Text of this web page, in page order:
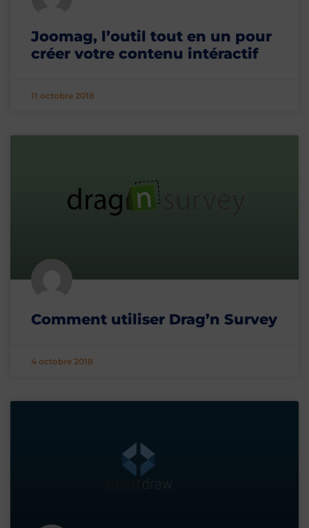
Joomag, l’outil tout en un pour
créer votre contenu intéractif
11 octobre 2018
Comment utiliser Drag’n Survey
4 octobre 2018